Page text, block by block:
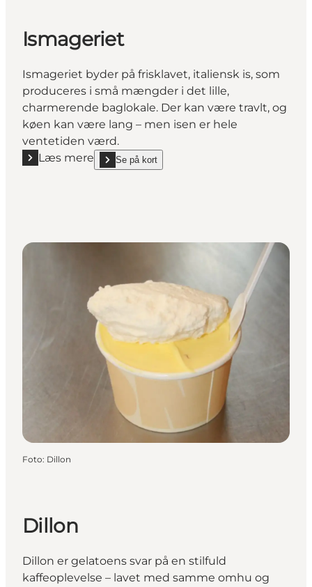
Ismageriet
Ismageriet byder på frisklavet, italiensk is, som
produceres i små mængder i det lille,
charmerende baglokale. Der kan være travlt, og
køen kan være lang – men isen er hele
ventetiden værd.
Læs mere
Læs mere "Ismageriet"
Se på kort
show Ismageriet on_map
Foto: Dillon
Dillon
Dillon er gelatoens svar på en stilfuld
kaffeoplevelse – lavet med samme omhu og